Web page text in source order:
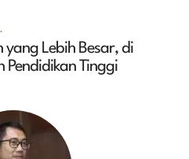
yang Lebih Besar, di
Pendidikan Tinggi